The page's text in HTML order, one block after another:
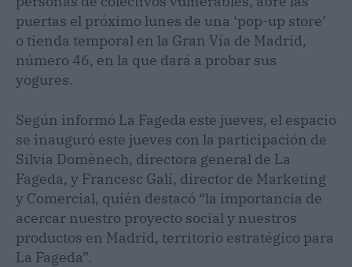
puertas el próximo lunes de una ‘pop-up store’
o tienda temporal en la Gran Vía de Madrid,
número 46, en la que dará a probar sus
yogures.
Según informó La Fageda este jueves, el espacio
se inauguró este jueves con la participación de
Sílvia Domènech, directora general de La
Fageda, y Francesc Galí, director de Marketing
y Comercial, quién destacó “la importancia de
acercar nuestro proyecto social y nuestros
productos en Madrid, territorio estratégico para
La Fageda”.